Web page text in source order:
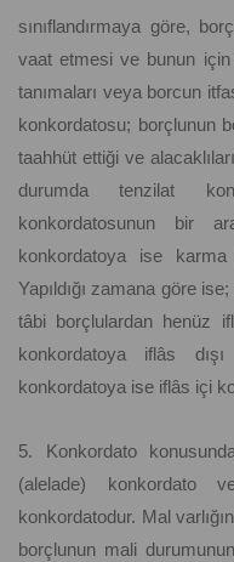
sınıflandırmaya göre,
vaat etmesi ve bunun için
tanımaları veya borcun
konkordatosu; borçlunun
taahhüt ettiği ve
durumda tenzilat
konkordatosunun bir
konkordatoya ise karma
Yapıldığı zamana göre
tâbi borçlulardan henüz
konkordatoya iflâs
konkordatoya ise iflâs içi
5. Konkordato
(alelade) konkordato
konkordatodur. Mal
borçlunun mali